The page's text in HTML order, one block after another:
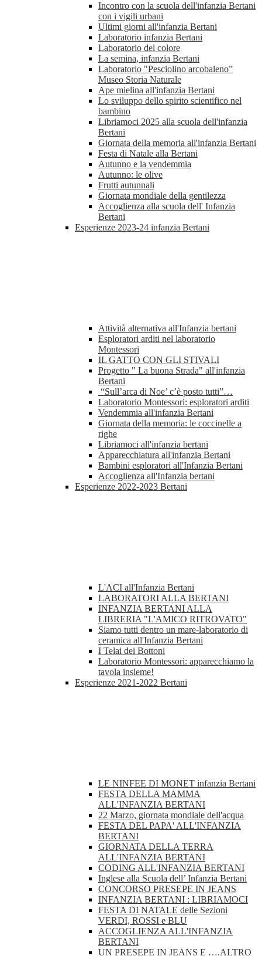
Incontro con la scuola dell'infanzia Bertani
con i vigili urbani
Ultimi giorni all'infanzia Bertani
Laboratorio infanzia Bertani
Laboratorio del colore
La semina, infanzia Bertani
Laboratorio "Pesciolino arcobaleno”
Museo Storia Naturale
Ape mielina all'infanzia Bertani
Lo sviluppo dello spirito scientifico nel
bambino
Libriamoci 2025 alla scuola dell'infanzia
Bertani
Giornata della memoria all'infanzia Bertani
Festa di Natale alla Bertani
Autunno e la vendemmia
Autunno: le olive
Frutti autunnali
Giornata mondiale della gentilezza
Accoglienza alla scuola dell' Infanzia
Bertani
Esperienze 2023-24 infanzia Bertani
Attività alternativa all'Infanzia bertani
Esploratori arditi nel laboratorio
Montessori
IL GATTO CON GLI STIVALI
Progetto " La buona Strada" all'infanzia
Bertani
“Sull’arca di Noe’ c’è posto tutti”…
Laboratorio Montessori: esploratori arditi
Vendemmia all'infanzia Bertani
Giornata della memoria: le coccinelle a
righe
Libriamoci all'infanzia bertani
Apparecchiatura all'infanzia Bertani
Bambini esploratori all'Infanzia Bertani
Accoglienza all'Infanzia bertani
Esperienze 2022-2023 Bertani
L'ACI all'Infanzia Bertani
LABORATORI ALLA BERTANI
INFANZIA BERTANI ALLA
LIBRERIA "L'AMICO RITROVATO"
Siamo tutti dentro un mare-laboratorio di
ceramica all'Infanzia Bertani
I Telai dei Bottoni
Laboratorio Montessori: apparecchiamo la
tavola insieme!
Esperienze 2021-2022 Bertani
LE NINFEE DI MONET infanzia Bertani
FESTA DELLA MAMMA
ALL'INFANZIA BERTANI
22 Marzo, giornata mondiale dell'acqua
FESTA DEL PAPA' ALL'INFANZIA
BERTANI
GIORNATA DELLA TERRA
ALL'INFANZIA BERTANI
CODING ALL'INFANZIA BERTANI
Inglese alla Scuola dell’ Infanzia Bertani
CONCORSO PRESEPE IN JEANS
INFANZIA BERTANI : LIBRIAMOCI
FESTA DI NATALE delle Sezioni
VERDI, ROSSI e BLU
ACCOGLIENZA ALL'INFANZIA
BERTANI
UN PRESEPE IN JEANS E ….ALTRO